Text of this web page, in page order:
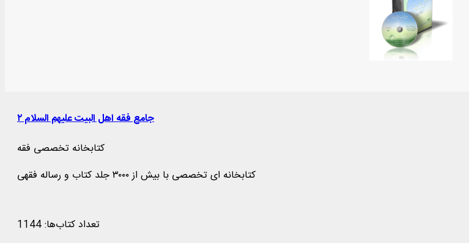
جامع فقه اهل البیت علیهم السلام ۲
کتابخانه تخصصی فقه
کتابخانه ای تخصصی با بیش از ۳۰۰۰ جلد کتاب و رساله فقهی
تعداد کتاب‌ها: 1144